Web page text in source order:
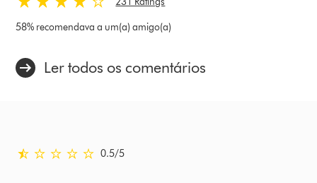
58% recomendava a um(a) amigo(a)
Ler todos os comentários
0.5 estrelas de 5 em Comentário em Ratings
0.5/5